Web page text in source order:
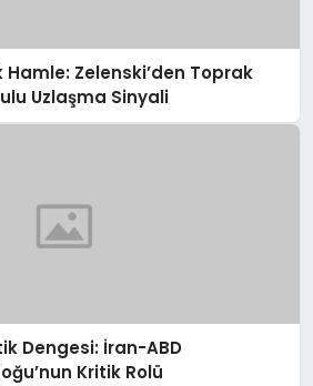
Hamle: Zelenski’den Toprak
Uzlaşma Sinyali
Dengesi: İran-ABD
Kritik Rolü